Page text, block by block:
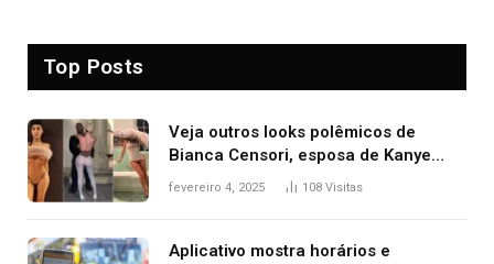
Top Posts
Veja outros looks polêmicos de
Bianca Censori, esposa de Kanye
West que apareceu nua no Grammy
fevereiro 4, 2025 108 Visitas
Aplicativo mostra horários e